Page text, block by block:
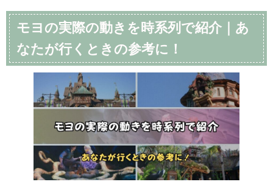
モヨの実際の動きを時系列で紹介｜あ
なたが行くときの参考に！